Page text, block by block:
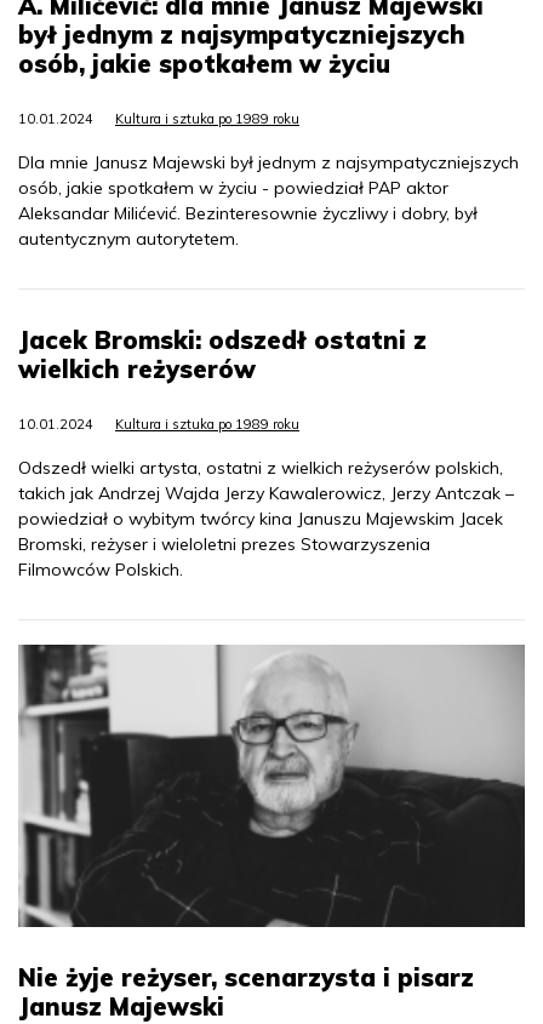
był jednym z najsympatyczniejszych
osób, jakie spotkałem w życiu
10.01.2024 Kultura i sztuka po 1989 roku
Dla mnie Janusz Majewski był jednym z najsympatyczniejszych
osób, jakie spotkałem w życiu - powiedział PAP aktor
Aleksandar Milićević. Bezinteresownie życzliwy i dobry, był
autentycznym autorytetem.
Jacek Bromski: odszedł ostatni z
wielkich reżyserów
10.01.2024 Kultura i sztuka po 1989 roku
Odszedł wielki artysta, ostatni z wielkich reżyserów polskich,
takich jak Andrzej Wajda Jerzy Kawalerowicz, Jerzy Antczak –
powiedział o wybitym twórcy kina Januszu Majewskim Jacek
Bromski, reżyser i wieloletni prezes Stowarzyszenia
Filmowców Polskich.
Nie żyje reżyser, scenarzysta i pisarz
Janusz Majewski